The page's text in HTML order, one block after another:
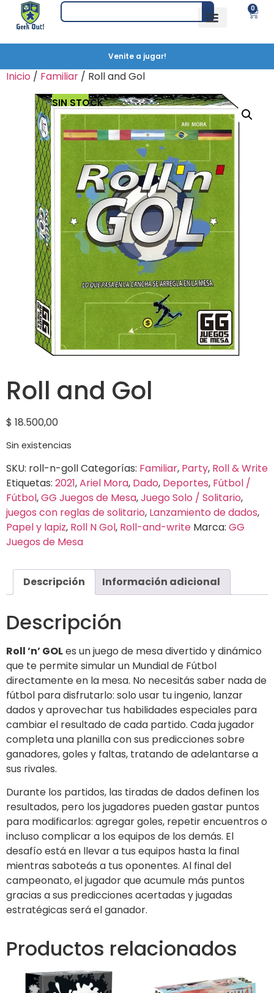
0
Venite a jugar!
Inicio / Familiar / Roll and Gol
SIN STOCK
Roll and Gol
$ 18.500,00
Sin existencias
SKU: roll-n-gollCategorías: Familiar, Party, Roll & Write
Etiquetas: 2021,Ariel Mora, Dado, Deportes, Fútbol /
Fútbol,GG Juegos de Mesa,Juego Solo / Solitario,
juegos con reglas de solitario, Lanzamiento de dados,
Papel y lapiz, Roll N Gol, Roll-and-write Marca: GG
Juegos de Mesa
Descripción Información adicional
Descripción
Roll ’n’ GOLes un juego de mesa divertido y dinámico
que te permite simular un Mundial de Fútbol
directamente en la mesa. No necesitás saber nada de
fútbol para disfrutarlo: solo usar tu ingenio, lanzar
dados y aprovechar tus habilidades especiales para
cambiar el resultado de cada partido. Cada jugador
completa una planilla con sus predicciones sobre
ganadores, goles y faltas, tratando de adelantarse a
sus rivales.
Durante los partidos, las tiradas de dados definen los
resultados, pero los jugadores pueden gastar puntos
para modificarlos: agregar goles, repetir encuentros o
incluso complicar a los equipos de los demás. El
desafío está en llevar a tus equipos hasta la final
mientras saboteás a tus oponentes. Al final del
campeonato, el jugador que acumule más puntos
gracias a sus predicciones acertadas y jugadas
estratégicas será el ganador.
Productos relacionados